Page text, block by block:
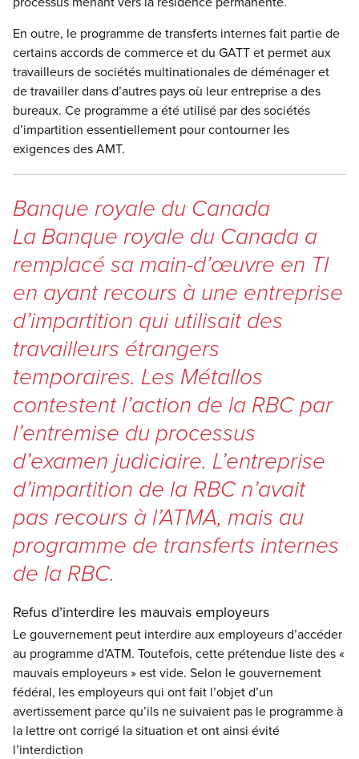
En outre, le programme de transferts internes fait partie de
certains accords de commerce et du GATT et permet aux
travailleurs de sociétés multinationales de déménager et
de travailler dans d’autres pays où leur entreprise a des
bureaux. Ce programme a été utilisé par des sociétés
d’impartition essentiellement pour contourner les
exigences des AMT.
Banque royale du Canada
La Banque royale du Canada a
remplacé sa main-d’œuvre en TI
en ayant recours à une entreprise
d’impartition qui utilisait des
travailleurs étrangers
temporaires. Les Métallos
contestent l’action de la RBC par
l’entremise du processus
d’examen judiciaire. L’entreprise
d’impartition de la RBC n’avait
pas recours à l’ATMA, mais au
programme de transferts internes
de la RBC.
Refus d’interdire les mauvais employeurs
Le gouvernement peut interdire aux employeurs d’accéder
au programme d’ATM. Toutefois, cette prétendue liste des «
mauvais employeurs » est vide. Selon le gouvernement
fédéral, les employeurs qui ont fait l’objet d’un
avertissement parce qu’ils ne suivaient pas le programme à
la lettre ont corrigé la situation et ont ainsi évité
l’interdiction